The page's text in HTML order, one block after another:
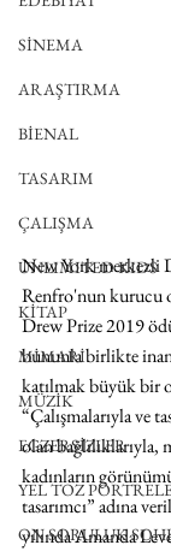
SİNEMA
ARAŞTIRMA
BİENAL
TASARIM
ÇALIŞMA
UNLIMITED KIDS
KİTAP
MİMARİ
MÜZİK
EGZERSİZLER
YEL TOZ
ON SORULUK
New York merkezli
Renfro'nun kurucu
Drew Prize 2019
bununla birlikte
katılmak büyük bir
“Çalışmalarıyla ve
olan bağlılıklarıyla,
kadınların
tasarımcı” adına
yılında Amanda